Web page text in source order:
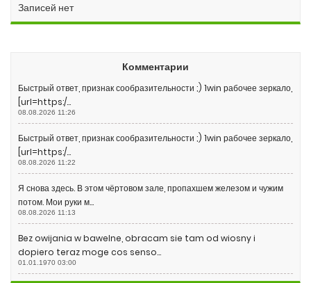
Записей нет
Комментарии
Быстрый ответ, признак сообразительности ;) 1win рабочее зеркало,
[url=https:/...
08.08.2026 11:26
Быстрый ответ, признак сообразительности ;) 1win рабочее зеркало,
[url=https:/...
08.08.2026 11:22
Я снова здесь. В этом чёртовом зале, пропахшем железом и чужим
потом. Мои руки м...
08.08.2026 11:13
Bez owijania w bawelne, obracam sie tam od wiosny i
dopiero teraz moge cos senso...
01.01.1970 03:00